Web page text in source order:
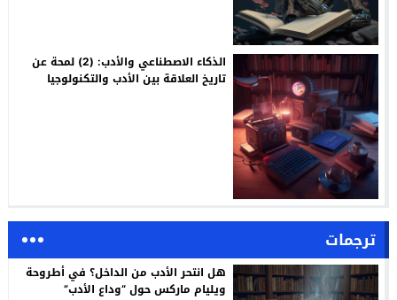
الذكاء الاصطناعي والأدب: (2) لمحة عن
تاريخ العلاقة بين الأدب والتكنولوجيا
ترجمات
هل انتحر الأدب من الداخل؟ في أطروحة
ويليام ماركس حول “وداع الأدب”